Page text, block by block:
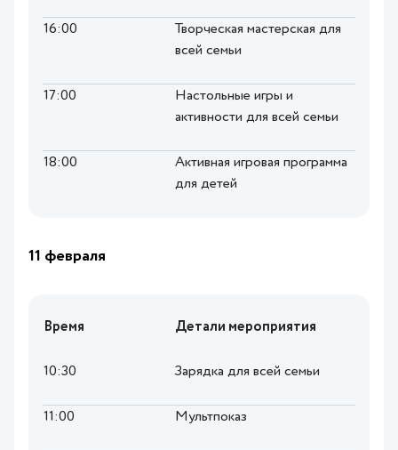
16:00
Творческая мастерская для
всей семьи
17:00
Настольные игры и
активности для всей семьи
18:00
Активная игровая программа
для детей
11 февраля
Время Детали мероприятия
10:30 Зарядка для всей семьи
11:00 Мультпоказ